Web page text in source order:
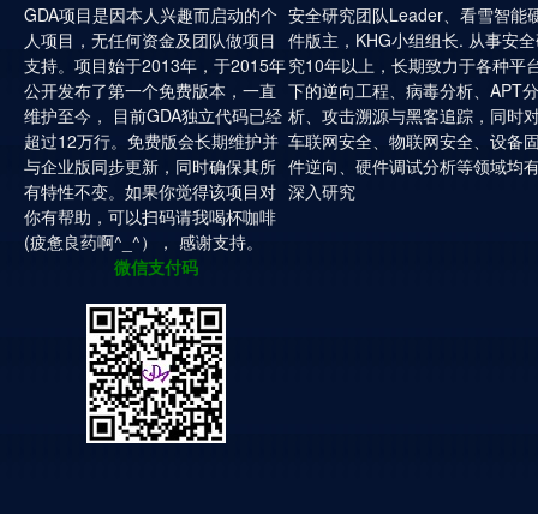
GDA项目是因本人兴趣而启动的个
人项目，无任何资金及团队做项目
支持。项目始于2013年，于2015年
公开发布了第一个免费版本，一直
维护至今， 目前GDA独立代码已经
超过12万行。免费版会长期维护并
与企业版同步更新，同时确保其所
有特性不变。如果你觉得该项目对
你有帮助，可以扫码请我喝杯咖啡
(疲惫良药啊^_^）， 感谢支持。
微信支付码
安全研究团队Leader、看雪智能
件版主，KHG小组组长. 从事安
究10年以上，长期致力于各种平
下的逆向工程、病毒分析、APT分
析、攻击溯源与黑客追踪，同时
车联网安全、物联网安全、设备
件逆向、硬件调试分析等领域均
深入研究